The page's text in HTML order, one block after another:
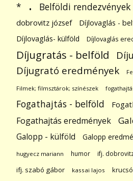
* . Belföldi rendezvények
dobrovitz józsef
Díjlovaglás -
Díjlovaglás- külföld
Díjlovaglás
Díjugratás - belföld
Díjugrató eredmények
Filmek; filmsztárok; színészek
Fogathajtás - belföld
Fogathajtás eredmények
Galopp - külföld Galopp
hugyecz mariann humor ifj.
ifj. szabó gábor kassai lajos